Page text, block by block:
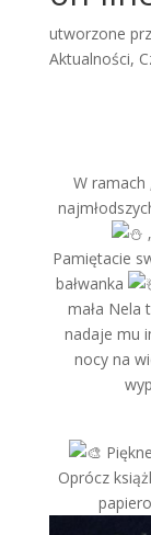
utworzone
Aktualności,
W ramach
Pamiętacie
bałwanka
mała Nela
nadaje mu
nocy na
Oprócz